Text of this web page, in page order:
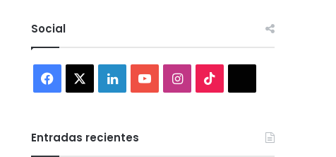
Social
Facebook LinkedInYouTubeInstagram
Entradas recientes